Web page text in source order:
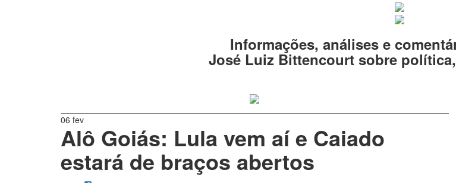
Informações, análises e
José Luiz Bittencourt sobre
06 fev
Alô Goiás: Lula vem aí e Caiado
estará de braços abertos